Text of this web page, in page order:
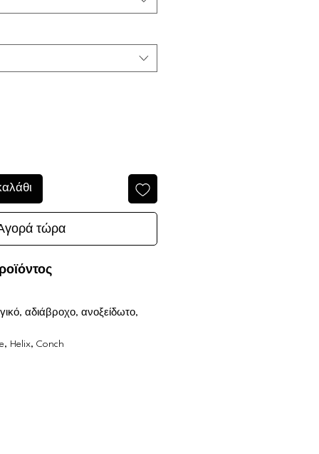
τώρα
αδιάβροχο, ανοξείδωτο,
Helix, Conch